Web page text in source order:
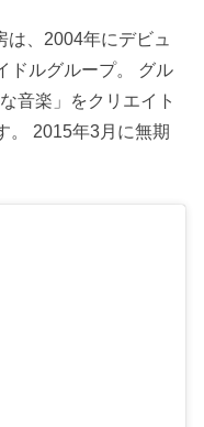
、2004年にデビュ
ドルグループ。 グル
音楽」をクリエイト
。 2015年3月に無期